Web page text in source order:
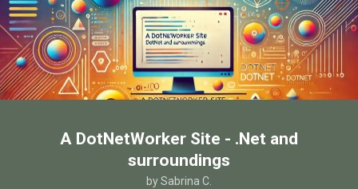
A DotNetWorker Site - .Net and
surroundings
by Sabrina C.